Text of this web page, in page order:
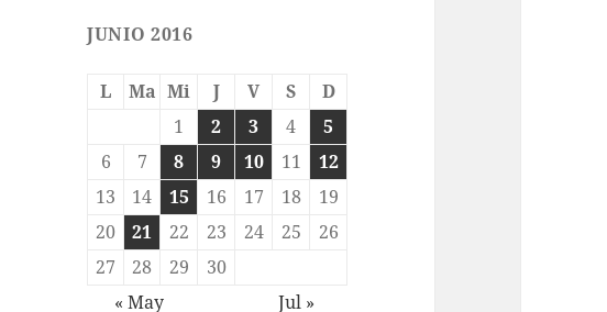
JUNIO 2016
L Ma Mi J V S
D
1
2 3 4
5
6
7 8 9 10 11
12
13
14 15 16 17 18
19
20
21 22 23 24 25
26
27
28 29
30
« May
Jul »